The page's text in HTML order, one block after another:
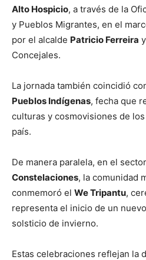
Alto Hospicio, a través de la
y Pueblos Migrantes, en el
por el alcalde Patricio Ferreira
Concejales.
La jornada también coincidió
Pueblos Indígenas, fecha que
culturas y cosmovisiones de
país.
De manera paralela, en el sector
Constelaciones, la comunidad
conmemoró el We Tripantu,
representa el inicio de un
solsticio de invierno.
Estas celebraciones reflejan la